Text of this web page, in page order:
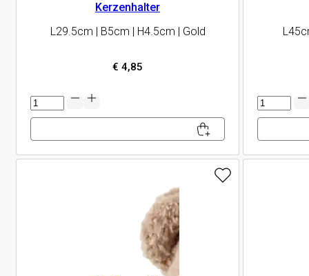
Kerzenhalter
L29.5cm | B5cm | H4.5cm | Gold
€ 4,85
Kerzenhalter
Menge
Menge